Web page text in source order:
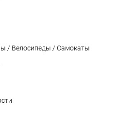
/ Велосипеды / Самокаты